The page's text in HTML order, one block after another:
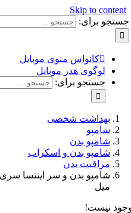
Skip to
برای:
کانواس منوی موبایل
لوگوی هدر موبایل
جستجو برای:
بهداشت شخصی
شامپو
شامپو بدن
شامپو بدن و اسکراب
مراقبت بدن
نیست!